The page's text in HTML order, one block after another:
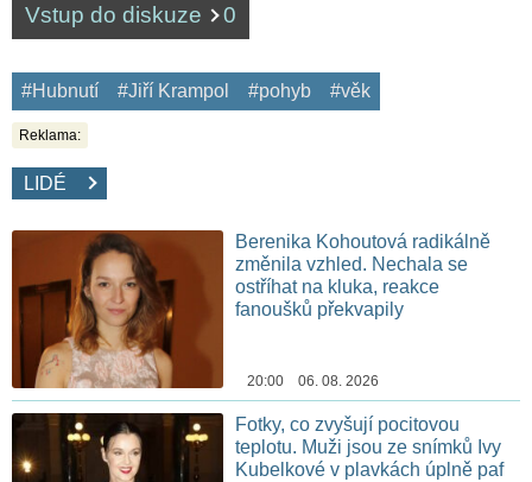
Vstup do diskuze 0
#Hubnutí #Jiří Krampol #pohyb #věk
Reklama:
LIDÉ
Berenika Kohoutová radikálně
změnila vzhled. Nechala se
ostříhat na kluka, reakce
fanoušků překvapily
20:00 06. 08. 2026
Fotky, co zvyšují pocitovou
teplotu. Muži jsou ze snímků Ivy
Kubelkové v plavkách úplně paf